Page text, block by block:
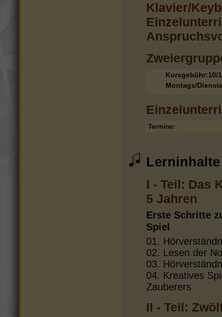
Klavier/
Kursgebühr:10/
Montags/
Termine:
I - Teil: Das
5 Jahren
Erste Schritte
Spiel
01.
02. Lesen der
03.
04. Kreatives
Zauberers
II - Teil: